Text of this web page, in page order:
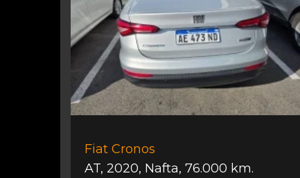
Fiat Cronos
AT, 2020, Nafta, 76.000 km.